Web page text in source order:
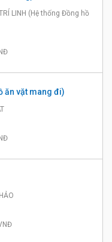
LINH (Hệ thống Đồng hồ
ăn vặt mang đi)